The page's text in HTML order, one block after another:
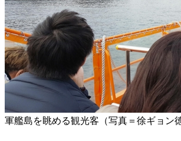
軍艦島を眺める観光客（写真＝徐ギョン